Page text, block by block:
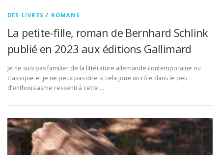
DES LIVRES / ROMANS
La petite-fille, roman de Bernhard Schlink
publié en 2023 aux éditions Gallimard
Je ne suis pas familier de la littérature allemande contemporaine ou
classique et je ne peux pas dire si cela joue un rôle dans le peu
d’enthousiasme ressenti à cette …